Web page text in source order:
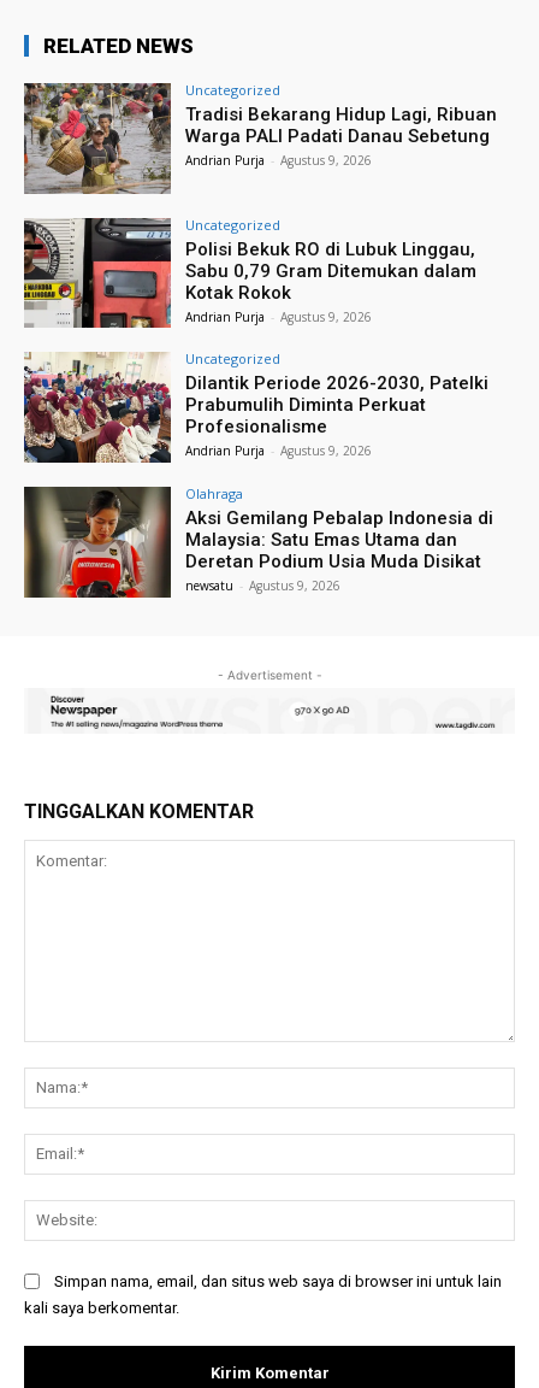
RELATED NEWS
Uncategorized
Tradisi Bekarang Hidup Lagi, Ribuan
Warga PALI Padati Danau Sebetung
Andrian Purja - Agustus 9, 2026
Uncategorized
Polisi Bekuk RO di Lubuk Linggau,
Sabu 0,79 Gram Ditemukan dalam
Kotak Rokok
Andrian Purja - Agustus 9, 2026
Uncategorized
Dilantik Periode 2026-2030, Patelki
Prabumulih Diminta Perkuat
Profesionalisme
Andrian Purja - Agustus 9, 2026
Olahraga
Aksi Gemilang Pebalap Indonesia di
Malaysia: Satu Emas Utama dan
Deretan Podium Usia Muda Disikat
newsatu - Agustus 9, 2026
- Advertisement -
TINGGALKAN KOMENTAR
Simpan nama, email, dan situs web saya di browser ini untuk lain
kali saya berkomentar.